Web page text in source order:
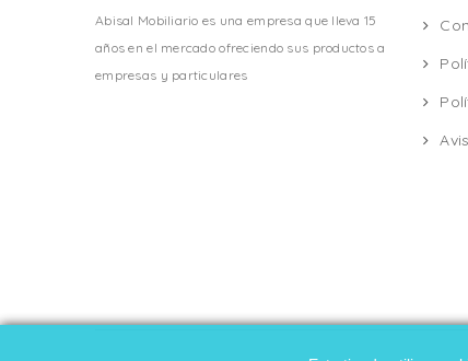
Abisal Mobiliario es una empresa que lleva 15
años en el mercado ofreciendo sus productos a
empresas y particulares